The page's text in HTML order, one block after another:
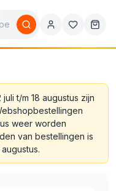
juli t/m 18 augustus zijn
weer worden
van bestellingen is